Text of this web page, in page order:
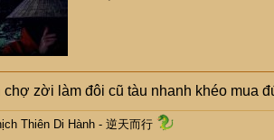
chợ zời làm đôi cũ tàu nhanh khéo mua
Thiên Di Hành - 逆天而行